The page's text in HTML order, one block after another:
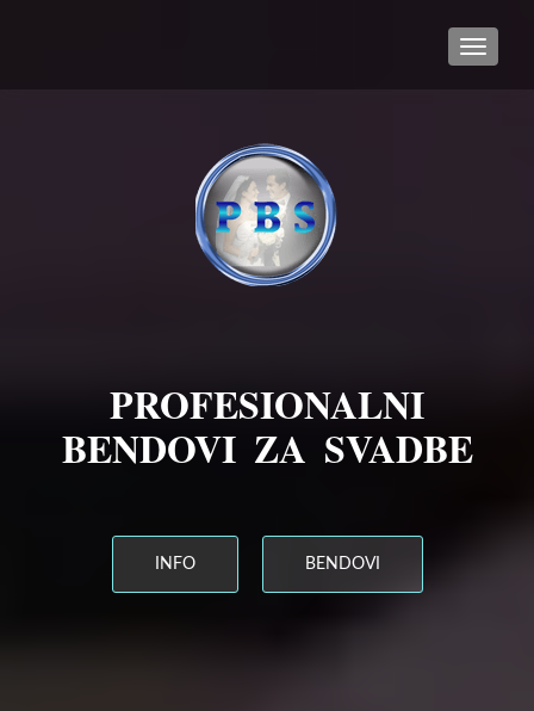
PROFESIONALNI
BENDOVI ZA SVADBE
INFO BENDOVI